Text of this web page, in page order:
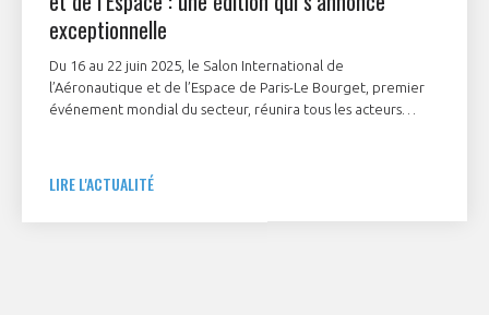
exceptionnelle
Du 16 au 22 juin 2025, le Salon International de
l’Aéronautique et de l’Espace de Paris-Le Bourget, premier
événement mondial du secteur, réunira tous les acteurs
LIRE L'ACTUALITÉ